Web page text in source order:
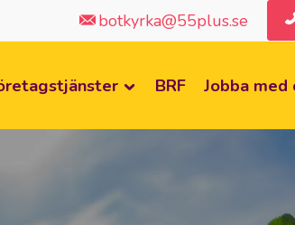
botkyrka@55plus.se
BRF Jobba med